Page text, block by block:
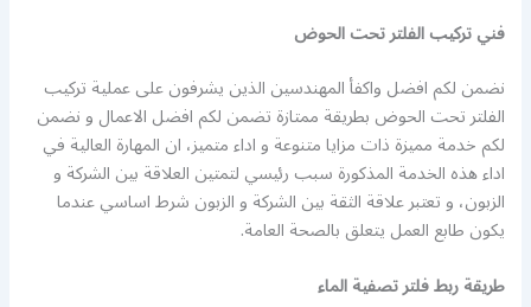
فني تركيب الفلتر تحت الحوض
نضمن لكم افضل واكفأ المهندسين الذين يشرفون على عملية تركيب
الفلتر تحت الحوض بطريقة ممتازة تضمن لكم افضل الاعمال و نضمن
لكم خدمة مميزة ذات مزايا متنوعة و اداء متميز، ان المهارة العالية في
اداء هذه الخدمة المذكورة سبب رئيسي لتمتين العلاقة بين الشركة و
الزبون، و تعتبر علاقة الثقة بين الشركة و الزبون شرط اساسي عندما
يكون طابع العمل يتعلق بالصحة العامة.
طريقة ربط فلتر تصفية الماء